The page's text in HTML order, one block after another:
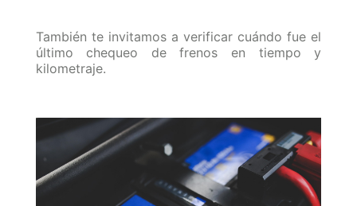
También te invitamos a verificar cuándo fue el
último chequeo de frenos en tiempo y
kilometraje.